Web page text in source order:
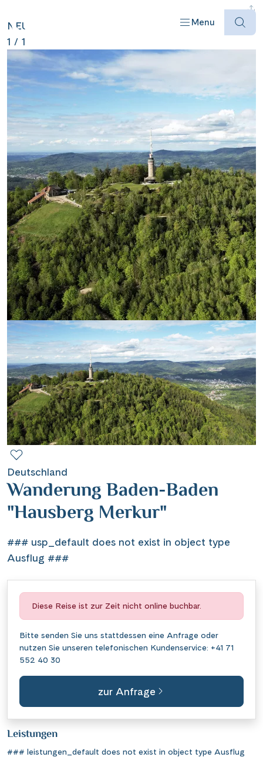
Menu
Offres
Destinations
Bateaux
Informations
Contact
Mentions légales
Contact professionnel
Hotline +41 71 552 40 30CH|DE
NEU
1 / 1
Deutschland
Wanderung Baden-Baden
"Hausberg Merkur"
### usp_default does not exist in object type
Ausflug ###
Diese Reise ist zur Zeit nicht online buchbar.
Bitte senden Sie uns stattdessen eine Anfrage oder
nutzen Sie unseren telefonischen Kundenservice: +41 71
552 40 30
zur Anfrage
Leistungen
### leistungen_default does not exist in object type Ausflug